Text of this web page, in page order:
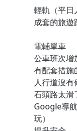
輕軌（平日
成套的旅遊
電輔單車
公車班次增
有配套措施
人行道沒有
石頭路太滑
Google導
玩）